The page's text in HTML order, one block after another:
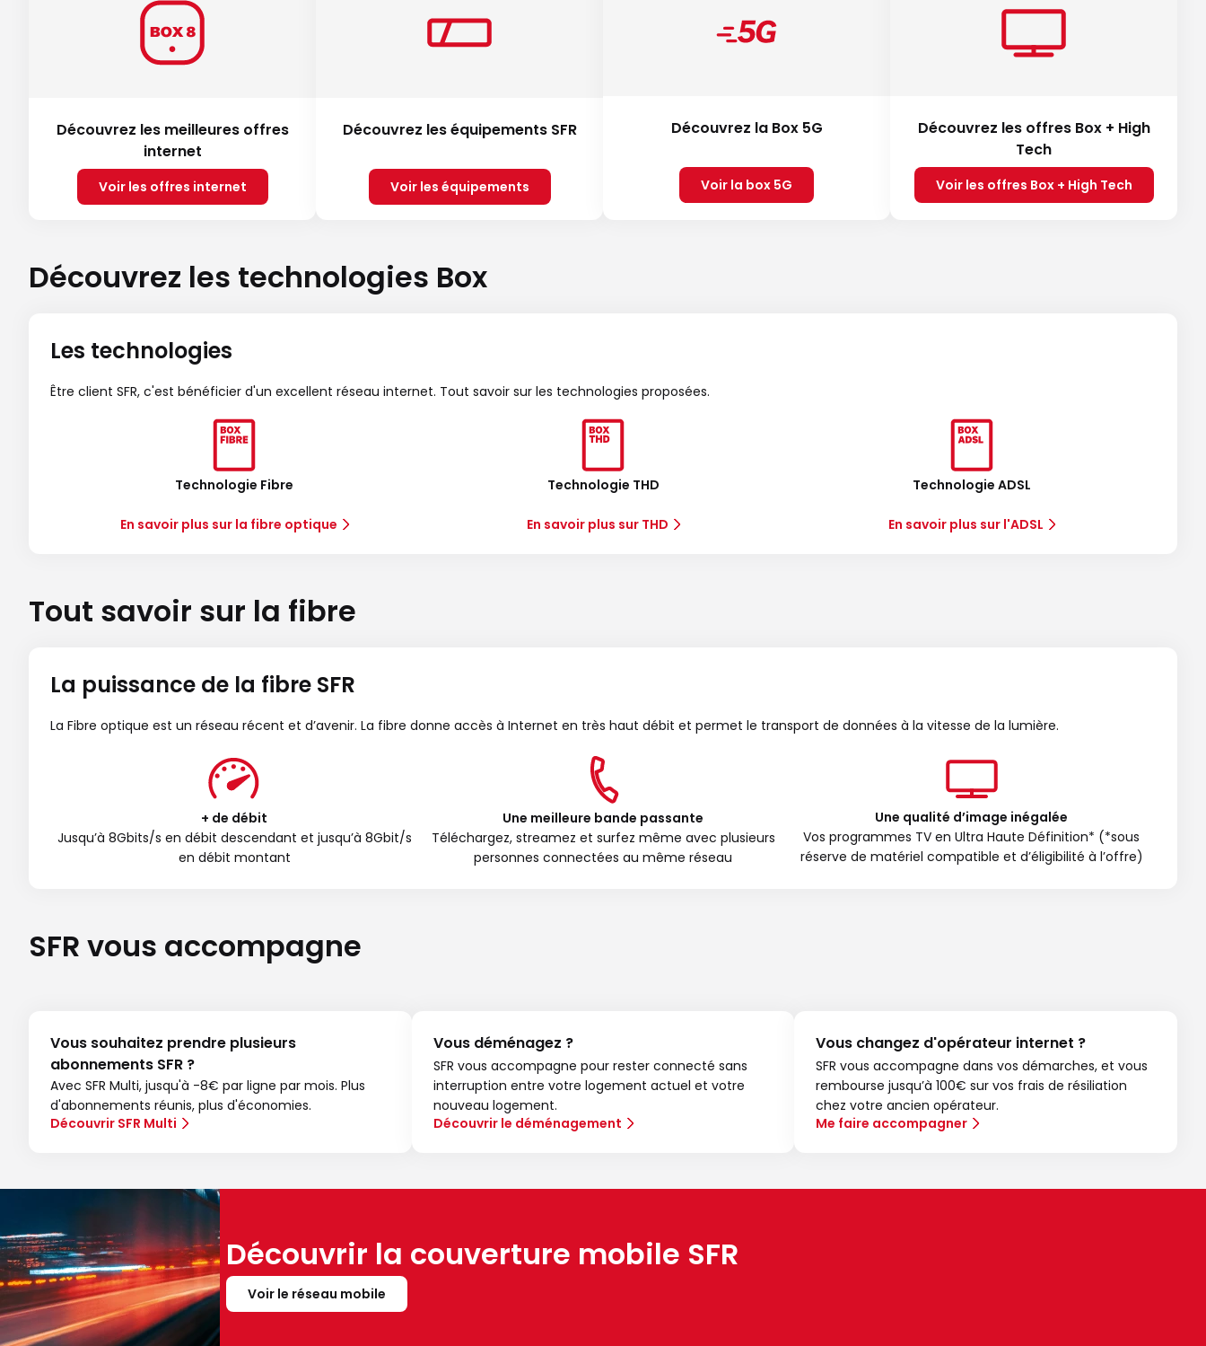
Découvrez les meilleures offres
internet
Voir les offres internet
Découvrez les équipements SFR
Voir les équipements
Découvrez la Box 5G
Voir la box 5G
Découvrez les offres Box + High
Tech
Voir les offres Box + High Tech
Découvrez les technologies Box
Les technologies
Être client SFR, c'est bénéficier d'un excellent réseau internet. Tout savoir sur les technologies proposées.
Technologie Fibre
En savoir plus sur la fibre optique
Technologie THD
En savoir plus sur THD
Technologie ADSL
En savoir plus sur l'ADSL
Tout savoir sur la fibre
La puissance de la fibre SFR
La Fibre optique est un réseau récent et d’avenir. La fibre donne accès à Internet en très haut débit et permet le transport de données à la vitesse de la lumière.
+ de débit
Jusqu’à 8Gbits/s en débit descendant et jusqu’à 8Gbit/s
en débit montant
Une meilleure bande passante
Téléchargez, streamez et surfez même avec plusieurs
personnes connectées au même réseau
Une qualité d’image inégalée
Vos programmes TV en Ultra Haute Définition* (*sous
réserve de matériel compatible et d’éligibilité à l’offre)
SFR vous accompagne
Vous souhaitez prendre plusieurs
abonnements SFR ?
Avec SFR Multi, jusqu'à -8€ par ligne par mois. Plus
d'abonnements réunis, plus d'économies.
Découvrir SFR Multi
Vous déménagez ?
SFR vous accompagne pour rester connecté sans
interruption entre votre logement actuel et votre
nouveau logement.
Découvrir le déménagement
Vous changez d'opérateur internet ?
SFR vous accompagne dans vos démarches, et vous
rembourse jusqu’à 100€ sur vos frais de résiliation
chez votre ancien opérateur.
Me faire accompagner
Découvrir la couverture mobile SFR
Voir le réseau mobile